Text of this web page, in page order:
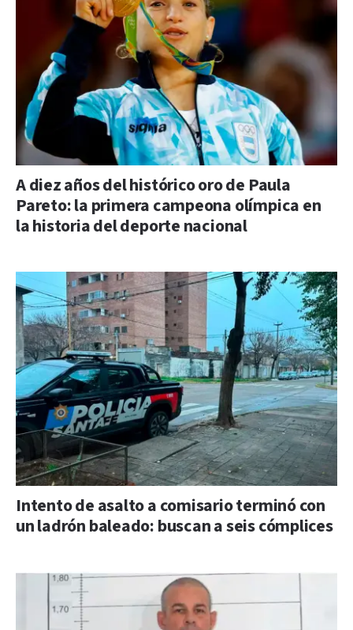
A diez años del histórico oro de Paula
Pareto: la primera campeona olímpica en
la historia del deporte nacional
Intento de asalto a comisario terminó con
un ladrón baleado: buscan a seis cómplices